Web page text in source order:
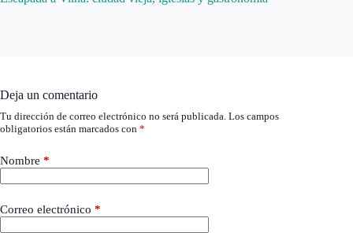
Deja un comentario
Tu dirección de correo electrónico no será publicada. Los campos
obligatorios están marcados con *
Nombre *
Correo electrónico *